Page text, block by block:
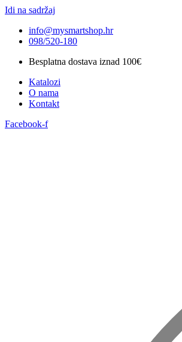
Idi na sadržaj
info@mysmartshop.hr
098/520-180
Besplatna dostava iznad 100€
Katalozi
O nama
Kontakt
Facebook-f